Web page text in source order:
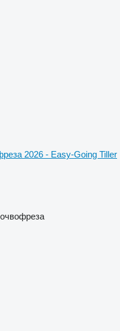
2026 - Easy-Going Tiller